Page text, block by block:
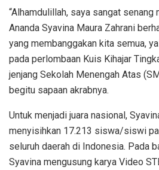
“Alhamdulillah, saya sangat senang
Ananda Syavina Maura Zahrani
yang membanggakan kita semua,
pada perlombaan Kuis Kihajar
jenjang Sekolah Menengah Atas
begitu sapaan akrabnya.
Untuk menjadi juara nasional,
menyisihkan 17.213 siswa/siswi
seluruh daerah di Indonesia. Pada
Syavina mengusung karya Video